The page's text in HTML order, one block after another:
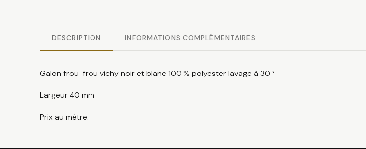
DESCRIPTION INFORMATIONS COMPLÉMENTAIRES
Galon frou-frou vichy noir et blanc 100 % polyester lavage à 30 °
Largeur 40 mm
Prix au mètre.